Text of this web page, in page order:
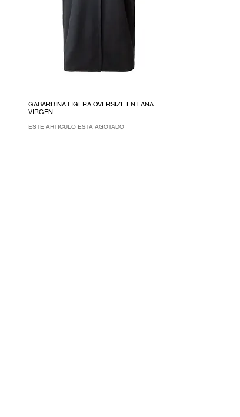
GABARDINA LIGERA OVERSIZE EN LANA
VIRGEN
ESTE ARTÍCULO ESTÁ AGOTADO